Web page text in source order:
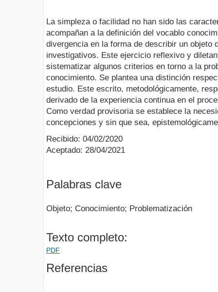
La simpleza o facilidad no han sido las
acompañan a la definición del vocablo
divergencia en la forma de describir un objeto
investigativos. Este ejercicio reflexivo y
sistematizar algunos criterios en torno a la
conocimiento. Se plantea una distinción
estudio. Este escrito, metodológicamente,
derivado de la experiencia continua en el
Como verdad provisoria se establece la
concepciones y sin que sea,
Recibido: 04/02/2020
Aceptado: 28/04/2021
Palabras clave
Objeto; Conocimiento; Problematización
Texto completo:
PDF
Referencias